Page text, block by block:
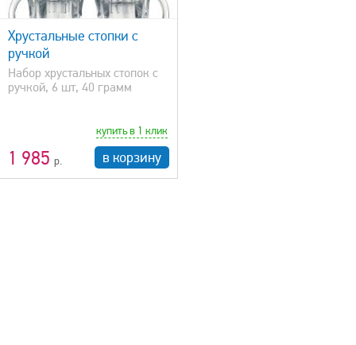
Хрустальные стопки с
ручкой
Набор хрустальных стопок с
ручкой, 6 шт, 40 грамм
1 985
купить в 1 клик
в корзину